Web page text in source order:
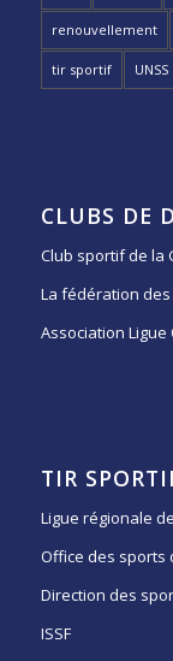
renouvellement
tir sportif UNSS
CLUBS DE
Club sportif de la
La fédération
Association
TIR
Ligue régionale
Office des sports
Direction des
ISSF